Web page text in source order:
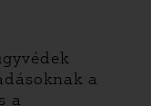
a
a